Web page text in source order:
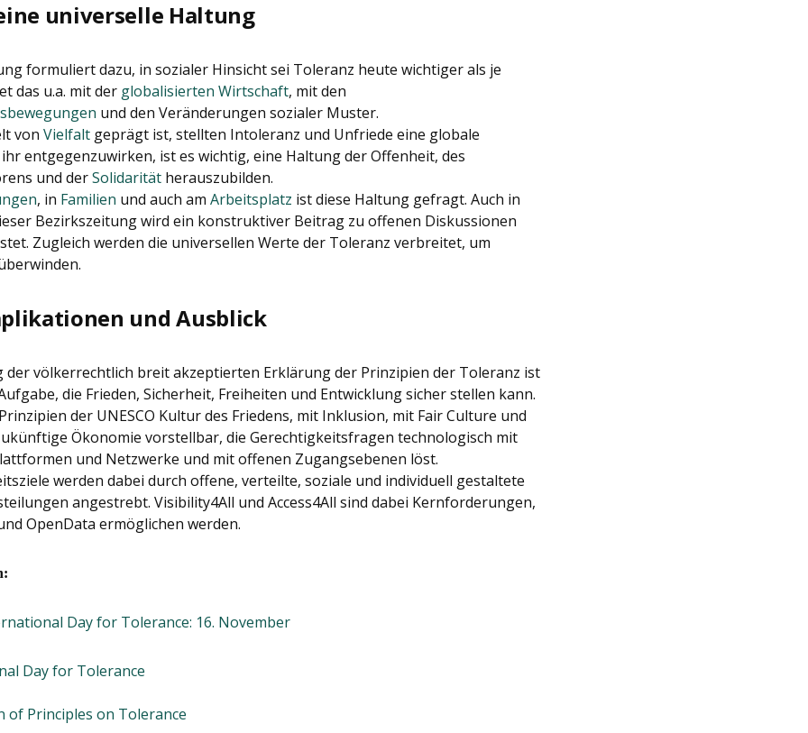
universelle Haltung
formuliert dazu, in sozialer Hinsicht sei Toleranz heute wichtiger als je
das u.a. mit der globalisierten Wirtschaft, mit den
und den Veränderungen sozialer Muster.
von Vielfaltgeprägt ist, stellten Intoleranz und Unfriede eine globale
entgegenzuwirken, ist es wichtig, eine Haltung der Offenheit, des
und derSolidaritätherauszubilden.
, in Familien und auch am Arbeitsplatz ist diese Haltung gefragt. Auch in
Bezirkszeitung wird ein konstruktiver Beitrag zu offenen Diskussionen
Zugleich werden die universellen Werte der Toleranz verbreitet, um
und Ausblick
der völkerrechtlich breit akzeptierten Erklärung der Prinzipien der Toleranz ist
die Frieden, Sicherheit, Freiheiten und Entwicklung sicher stellen kann.
der UNESCO Kultur des Friedens, mit Inklusion, mit Fair Culture und
Ökonomie vorstellbar, die Gerechtigkeitsfragen technologisch mit
und Netzwerke und mit offenen Zugangsebenen löst.
werden dabei durch offene, verteilte, soziale und individuell gestaltete
angestrebt. Visibility4All und Access4All sind dabei Kernforderungen,
OpenData ermöglichen werden.
Day for Tolerance: 16. November
Day for Tolerance
of Principles on Tolerance